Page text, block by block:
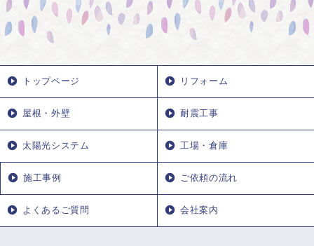
トップページ リフォーム
屋根・外壁 耐震工事
太陽光システム 工場・倉庫
施工事例 ご依頼の流れ
よくあるご質問 会社案内